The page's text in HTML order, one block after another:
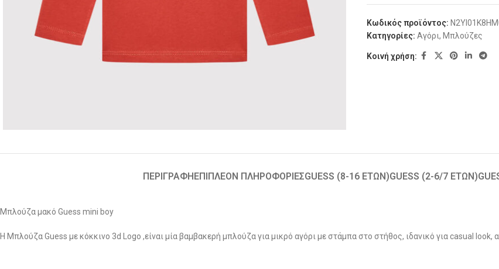
Κωδικός προϊόντος:
Κατηγορίες: Αγόρι, Μπλούζες
Κοινή χρήση:
ΠΕΡΙΓΡΑΦΉ ΕΠΙΠΛΈΟΝ ΠΛΗΡΟΦΟΡΊΕΣGUESS (8-16 ΕΤΏΝ)GUESS (2-6/7 ΕΤΏΝ)
Μπλούζα μακό Guess mini boy
Η Μπλούζα Guess με κόκκινο 3d Logo ,είναι μία βαμβακερή μπλούζα για μικρό αγόρι με στάμπα στο στήθος, ιδανικό για casual look,